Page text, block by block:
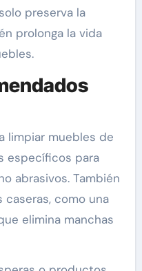
preserva la
prolonga la vida
limpiar muebles de
específicos para
abrasivos. También
como una
elimina manchas